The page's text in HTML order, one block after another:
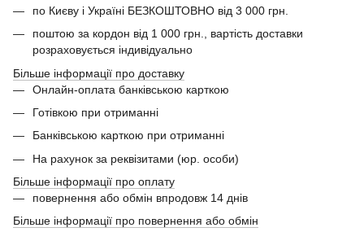
по Києву і Україні БЕЗКОШТОВНО від 3 000 грн.
поштою за кордон від 1 000 грн., вартість доставки
розраховується індивідуально
Більше інформації про доставку
Онлайн-оплата банківською карткою
Готівкою при отриманні
Банківською карткою при отриманні
На рахунок за реквізитами (юр. особи)
Більше інформації про оплату
повернення або обмін впродовж 14 днів
Більше інформації про повернення або обмін